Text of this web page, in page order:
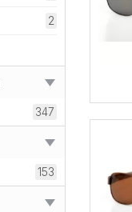
7
21
7
37
2
2
4
3
347
153